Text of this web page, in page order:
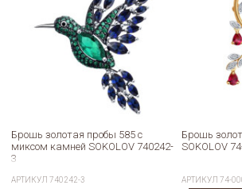
Брошь золотая пробы 585 с
миксом камней SOKOLOV 740242-
3
АРТИКУЛ740242-3
Брошь
SOKOLOV
АРТИКУЛ74-